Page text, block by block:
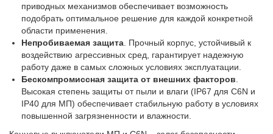
приводных механизмов обеспечивает возможность
подобрать оптимальное решение для каждой конкретной
области применения.
Непробиваемая защита . Прочный корпус, устойчивый к
воздействию агрессивных сред, гарантирует надежную
работу даже в самых сложных условиях эксплуатации.
Бескомпромиссная защита от внешних факторов
Высокая степень защиты от пыли и влаги (IP67 для C6N и
IP40 для МП) обеспечивает стабильную работу в условиях
повышенной загрязненности и влажности.